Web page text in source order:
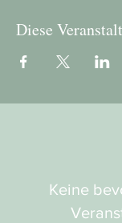
Diese
Keine